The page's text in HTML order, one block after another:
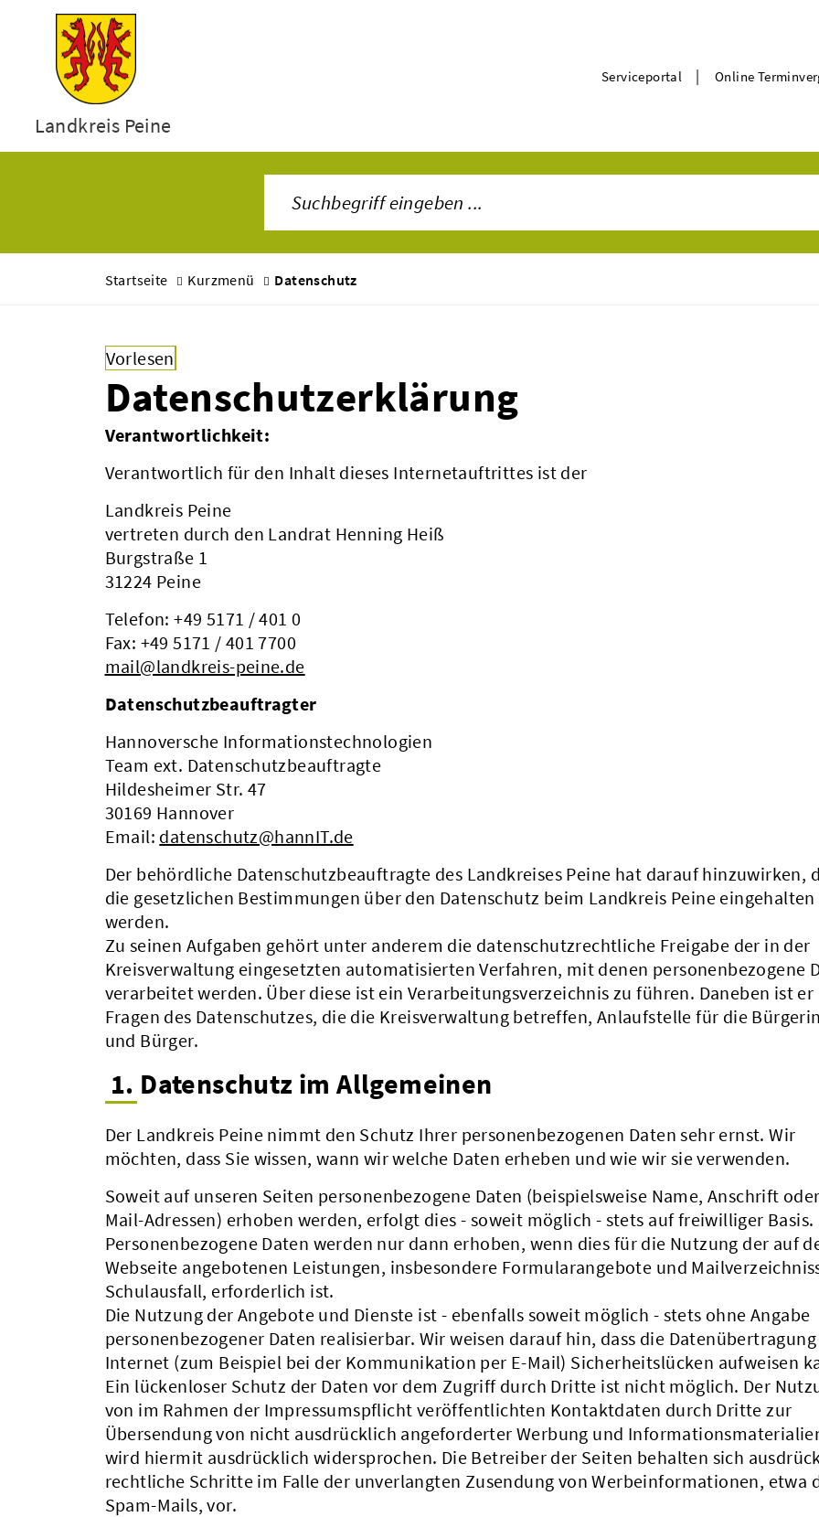
Landkreis Peine
Serviceportal | Online
Startseite Kurzmenü Datenschutz
Vorlesen
Datenschutzerklärung
Verantwortlichkeit:
Verantwortlich für den Inhalt dieses Internetauftrittes ist der
Landkreis Peine
vertreten durch den Landrat Henning Heiß
Burgstraße 1
31224 Peine
Telefon: +49 5171 / 401 0
Fax: +49 5171 / 401 7700
mail@landkreis-peine.de
Datenschutzbeauftragter
Hannoversche Informationstechnologien
Team ext. Datenschutzbeauftragte
Hildesheimer Str. 47
30169 Hannover
Email: datenschutz@hannIT.de
Der behördliche Datenschutzbeauftragte des Landkreises Peine hat darauf hinzuwirken,
die gesetzlichen Bestimmungen über den Datenschutz beim Landkreis Peine eingehalten
werden.
Zu seinen Aufgaben gehört unter anderem die datenschutzrechtliche Freigabe der in der
Kreisverwaltung eingesetzten automatisierten Verfahren, mit denen personenbezogene
verarbeitet werden. Über diese ist ein Verarbeitungsverzeichnis zu führen. Daneben ist er
Fragen des Datenschutzes, die die Kreisverwaltung betreffen, Anlaufstelle für die
und Bürger.
1. Datenschutz im Allgemeinen
Der Landkreis Peine nimmt den Schutz Ihrer personenbezogenen Daten sehr ernst. Wir
möchten, dass Sie wissen, wann wir welche Daten erheben und wie wir sie verwenden.
Soweit auf unseren Seiten personenbezogene Daten (beispielsweise Name, Anschrift
Mail-Adressen) erhoben werden, erfolgt dies - soweit möglich - stets auf freiwilliger Basis.
Personenbezogene Daten werden nur dann erhoben, wenn dies für die Nutzung der auf
Webseite angebotenen Leistungen, insbesondere Formularangebote und
Schulausfall, erforderlich ist.
Die Nutzung der Angebote und Dienste ist - ebenfalls soweit möglich - stets ohne Angabe
personenbezogener Daten realisierbar. Wir weisen darauf hin, dass die
Internet (zum Beispiel bei der Kommunikation per E-Mail) Sicherheitslücken aufweisen
Ein lückenloser Schutz der Daten vor dem Zugriff durch Dritte ist nicht möglich. Der
von im Rahmen der Impressumspflicht veröffentlichten Kontaktdaten durch Dritte zur
Übersendung von nicht ausdrücklich angeforderter Werbung und
wird hiermit ausdrücklich widersprochen. Die Betreiber der Seiten behalten sich
rechtliche Schritte im Falle der unverlangten Zusendung von Werbeinformationen, etwa
Spam-Mails, vor.